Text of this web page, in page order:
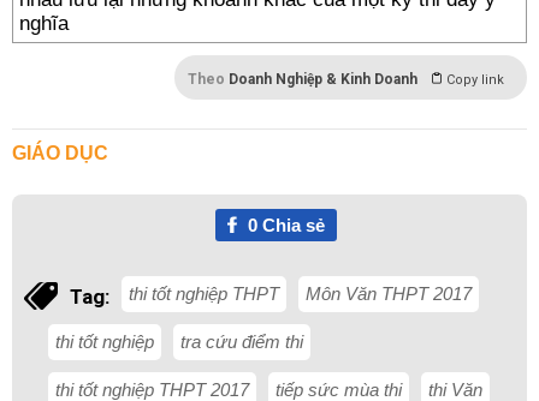
nghĩa
Theo Doanh Nghiệp & Kinh Doanh Copy link
GIÁO DỤC
0Chia sẻ
Tag: thi tốt nghiệp THPT Môn Văn THPT 2017
thi tốt nghiệp tra cứu điểm thi
thi tốt nghiệp THPT 2017 tiếp sức mùa thi thi Văn